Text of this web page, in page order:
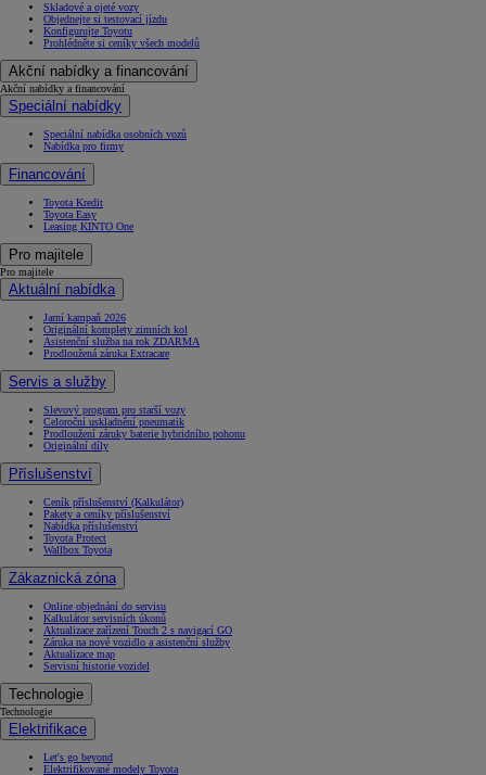
Skladové a ojeté vozy
Objednejte si testovací jízdu
Konfigurujte Toyotu
Prohlédněte si ceníky všech modelů
Akční nabídky a financování
Akční nabídky a financování
Speciální nabídky
Speciální nabídka osobních vozů
Nabídka pro firmy
Financování
Toyota Kredit
Toyota Easy
Leasing KINTO One
Pro majitele
Pro majitele
Aktuální nabídka
Jarní kampaň 2026
Originální komplety zimních kol
Asistenční služba na rok ZDARMA
Prodloužená záruka Extracare
Servis a služby
Slevový program pro starší vozy
Celoroční uskladnění pneumatik
Prodloužení záruky baterie hybridního pohonu
Originální díly
Příslušenství
Ceník příslušenství (Kalkulátor)
Pakety a ceníky příslušenství
Nabídka příslušenství
Toyota Protect
Wallbox Toyota
Zákaznická zóna
Online objednání do servisu
Kalkulátor servisních úkonů
Aktualizace zařízení Touch 2 s navigací GO
Záruka na nové vozidlo a asistenční služby
Aktualizace map
Servisní historie vozidel
Technologie
Technologie
Elektrifikace
Let's go beyond
Elektrifikované modely Toyota